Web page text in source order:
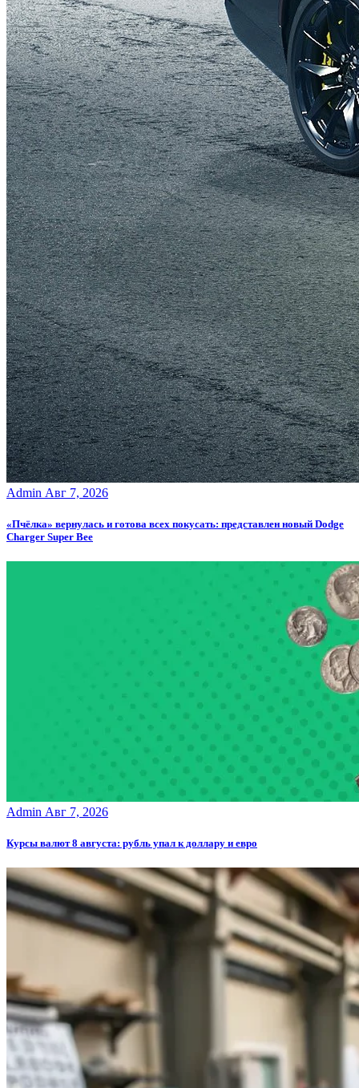
Admin Авг 7, 2026
«Пчёлка» вернулась и готова всех покусать: представлен новый Dodge
Charger Super Bee
Admin Авг 7, 2026
Курсы валют 8 августа: рубль упал к доллару и евро